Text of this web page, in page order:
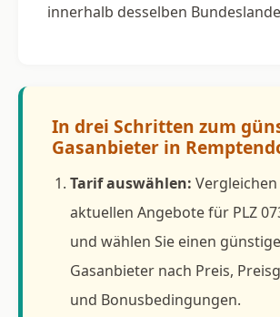
innerhalb desselben
In drei Schritten zum
Gasanbieter in
Tarif auswählen: Vergleichen
aktuellen Angebote für PLZ
und wählen Sie einen
Gasanbieter nach Preis,
und Bonusbedingungen.